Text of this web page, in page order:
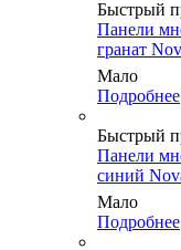
Быстрый
Панели
гранат
Мало
Подробнее
Быстрый
Панели
синий
Мало
Подробнее